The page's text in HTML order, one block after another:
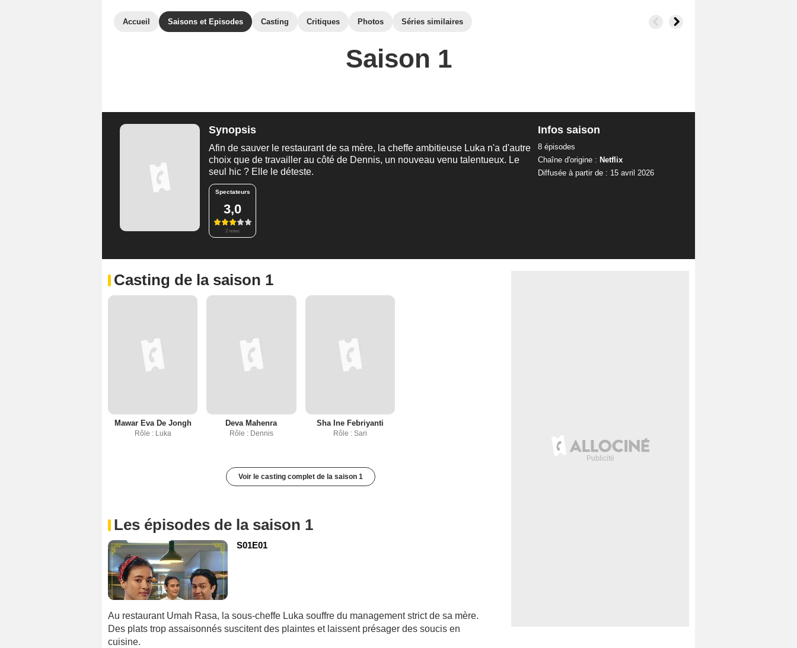
Accueil Saisons et Episodes Casting Critiques Photos Séries similaires
Saison 1
Synopsis
Afin de sauver le restaurant de sa mère, la cheffe ambitieuse Luka n'a d'autre
choix que de travailler au côté de Dennis, un nouveau venu talentueux. Le
seul hic ? Elle le déteste.
Spectateurs
3,0
2 notes
Infos saison
8 épisodes
Chaîne d'origine : Netflix
Diffusée à partir de : 15 avril 2026
Casting de la saison 1
Mawar Eva De Jongh
Rôle : Luka
Deva Mahenra
Rôle : Dennis
Sha Ine Febriyanti
Rôle : Sari
Voir le casting complet de la saison 1
Les épisodes de la saison 1
S01E01
Au restaurant Umah Rasa, la sous-cheffe Luka souffre du management strict de sa mère.
Des plats trop assaisonnés suscitent des plaintes et laissent présager des soucis en
cuisine.